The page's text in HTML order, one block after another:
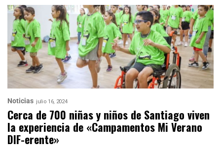
Noticias julio 16, 2024
Cerca de 700 niñas y niños de Santiago viven
la experiencia de «Campamentos Mi Verano
DIF-erente»